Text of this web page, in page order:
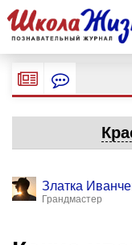
Златка
Грандмастер